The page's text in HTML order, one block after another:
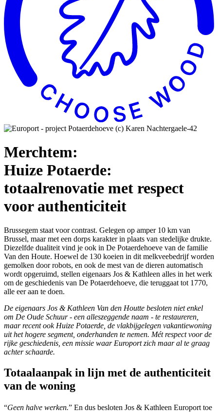
Merchtem:
Huize Potaerde:
totaalrenovatie met respect
voor authenticiteit
Brussegem staat voor contrast. Gelegen op amper 10 km van
Brussel, maar met een dorps karakter in plaats van stedelijke drukte.
Diezelfde dualiteit vind je ook in De Potaerdehoeve van de familie
Van den Houte. Hoewel de 130 koeien in dit melkveebedrijf worden
gemolken door robots, en ook de mest van de dieren automatisch
wordt opgeruimd, stellen eigenaars Jos & Kathleen alles in het werk
om de geschiedenis van De Potaerdehoeve, die teruggaat tot 1770,
alle eer aan te doen.
De eigenaars Jos & Kathleen Van den Houtte besloten niet enkel
om De Oude Schuur - een alleszeggende naam - te restaureren,
maar recent ook Huize Potaerde, de vlakbijgelegen vakantiewoning
uit het hogere segment, onderhanden te nemen. Mét respect voor de
rijke geschiedenis, een missie waar Europort zich maar al te graag
achter schaarde.
Totaalaanpak in lijn met de authenticiteit
van de woning
“Geen halve werken.” En dus besloten Jos & Kathleen Europort toe